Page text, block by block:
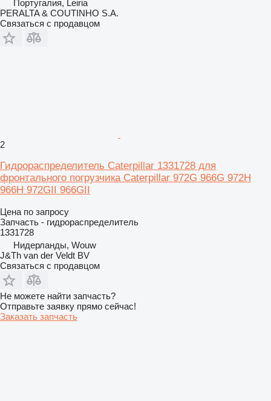
Португалия, Leiria
PERALTA & COUTINHO S.A.
Связаться с продавцом
2
Гидрораспределитель Caterpillar 1331728 для
фронтального погрузчика Caterpillar 972G 966G 972H
966H 972GII 966GII
Цена по запросу
Запчасть - гидрораспределитель
1331728
Нидерланды, Wouw
J&Th van der Veldt BV
Связаться с продавцом
Не можете найти запчасть?
Отправьте заявку прямо сейчас!
Заказать запчасть